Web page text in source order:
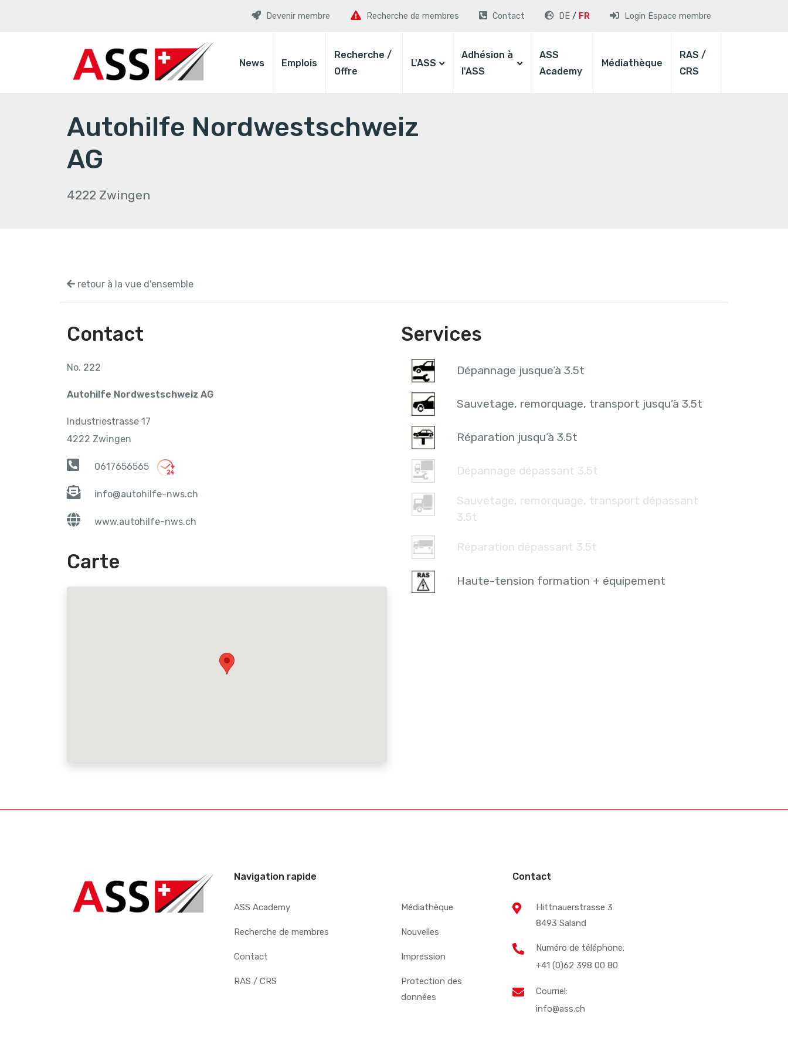
Devenir membre Recherche de membres Contact DE FR Login Espace membre
News Emplois
Recherche /
Offre
L'ASS
Adhésion à
l'ASS
ASS
Academy
Médiathèque
RAS /
CRS
Autohilfe Nordwestschweiz
AG
4222 Zwingen
retour à la vue d'ensemble
Contact
No. 222
Autohilfe Nordwestschweiz AG
Industriestrasse 17
4222 Zwingen
0617656565
info@autohilfe-nws.ch
www.autohilfe-nws.ch
Carte
Services
Dépannage jusque’à 3.5t
Sauvetage, remorquage, transport jusqu’à 3.5t
Réparation jusqu’à 3.5t
Dépannage dépassant 3.5t
Sauvetage, remorquage, transport dépassant
3.5t
Réparation dépassant 3.5t
Haute-tension formation + équipement
Navigation rapide
ASS Academy
Recherche de membres
Contact
RAS / CRS
Médiathèque
Nouvelles
Impression
Protection des
données
Contact
Hittnauerstrasse 3
8493 Saland
Numéro de téléphone:
+41 (0)62 398 00 80
Courriel:
info@ass.ch